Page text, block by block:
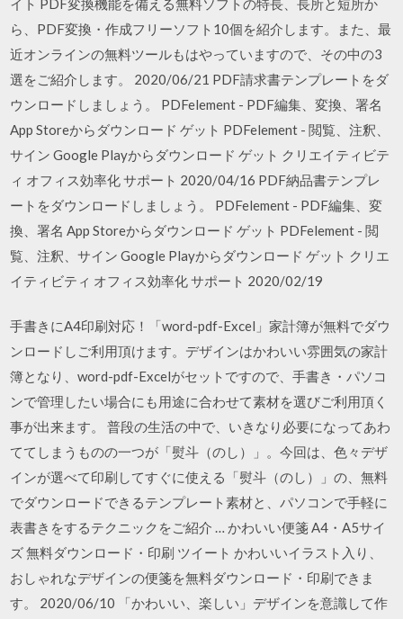
ら、PDF変換・作成フリーソフト10個を紹介します。また、最
近オンラインの無料ツールもはやっていますので、その中の3
選をご紹介します。 2020/06/21 PDF請求書テンプレートをダ
ウンロードしましょう。 PDFelement - PDF編集、変換、署名
App Storeからダウンロード ゲット PDFelement - 閲覧、注釈、
サイン Google Playからダウンロード ゲット クリエイティビテ
ィ オフィス効率化 サポート 2020/04/16 PDF納品書テンプレ
ートをダウンロードしましょう。 PDFelement - PDF編集、変
換、署名 App Storeからダウンロード ゲット PDFelement - 閲
覧、注釈、サイン Google Playからダウンロード ゲット クリエ
イティビティ オフィス効率化 サポート 2020/02/19
手書きにA4印刷対応！「word-pdf-Excel」家計簿が無料でダウ
ンロードしご利用頂けます。デザインはかわいい雰囲気の家計
簿となり、word-pdf-Excelがセットですので、手書き・パソコ
ンで管理したい場合にも用途に合わせて素材を選びご利用頂く
事が出来ます。 普段の生活の中で、いきなり必要になってあわ
ててしまうものの一つが「熨斗（のし）」。今回は、色々デザ
インが選べて印刷してすぐに使える「熨斗（のし）」の、無料
でダウンロードできるテンプレート素材と、パソコンで手軽に
表書きをするテクニックをご紹介 … かわいい便箋 A4・A5サイ
ズ 無料ダウンロード・印刷 ツイート かわいいイラスト入り、
おしゃれなデザインの便箋を無料ダウンロード・印刷できま
す。 2020/06/10 「かわいい、楽しい」デザインを意識して作